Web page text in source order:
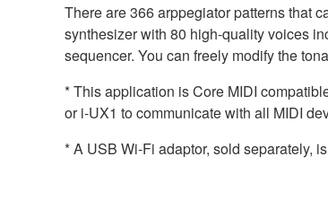
There are 366 arppegiator patterns that
synthesizer with 80 high-quality voices
sequencer. You can freely modify the
* This application is Core MIDI
or i-UX1 to communicate with all MIDI
* A USB Wi-Fi adaptor, sold separately,